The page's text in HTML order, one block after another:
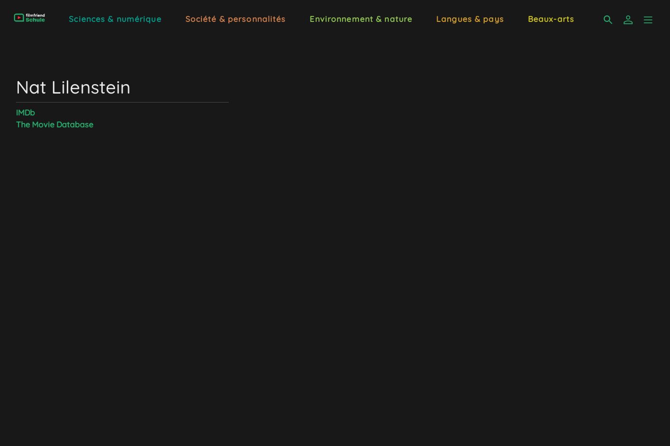
Sciences & numérique Société & personnalités Environnement & nature Langues & pays Beaux-arts
Nat Lilenstein
IMDb
The Movie Database